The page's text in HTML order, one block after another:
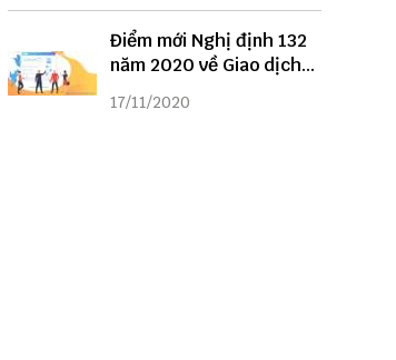
Điểm mới Nghị định 132
năm 2020 về Giao dịch
liên kết
17/11/2020